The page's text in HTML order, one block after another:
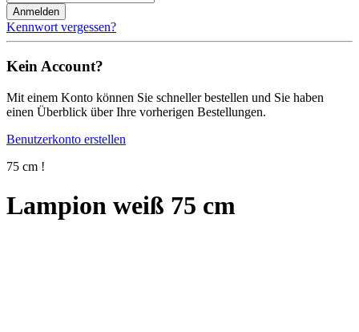
Anmelden
Kennwort vergessen?
Kein Account?
Mit einem Konto können Sie schneller bestellen und Sie haben
einen Überblick über Ihre vorherigen Bestellungen.
Benutzerkonto erstellen
75 cm !
Lampion weiß 75 cm